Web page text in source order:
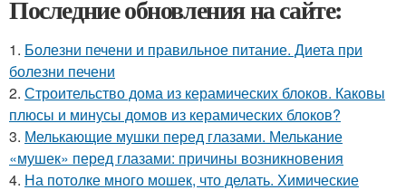
Последние обновления на сайте:
1. Болезни печени и правильное питание. Диета при
болезни печени
2. Строительство дома из керамических блоков. Каковы
плюсы и минусы домов из керамических блоков?
3. Мелькающие мушки перед глазами. Мелькание
«мушек» перед глазами: причины возникновения
4. На потолке много мошек, что делать. Химические